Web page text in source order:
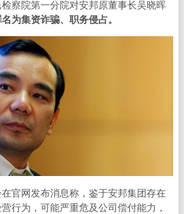
察院第一分院对安邦原董事长吴晓晖
为集资诈骗、职务侵占。
官网发布消息称，鉴于安邦集团存在
行为，可能严重危及公司偿付能力，